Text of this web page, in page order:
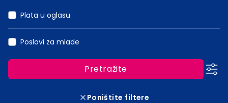
Plata u oglasu
Poslovi za mlade
Pretražite
Poništite filtere